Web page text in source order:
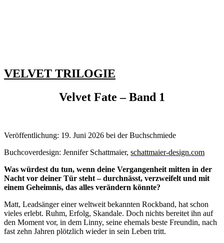
VELVET TRILOGIE
Velvet Fate – Band 1
Veröffentlichung: 19. Juni 2026 bei der Buchschmiede
Buchcoverdesign: Jennifer Schattmaier, schattmaier-design.com
Was würdest du tun, wenn deine Vergangenheit mitten in der
Nacht vor deiner Tür steht – durchnässt, verzweifelt und mit
einem Geheimnis, das alles verändern könnte?
Matt, Leadsänger einer weltweit bekannten Rockband, hat schon
vieles erlebt. Ruhm, Erfolg, Skandale. Doch nichts bereitet ihn auf
den Moment vor, in dem Linny, seine ehemals beste Freundin, nach
fast zehn Jahren plötzlich wieder in sein Leben tritt.